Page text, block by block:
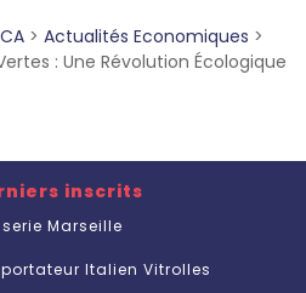
> Actualités Economiques >
: Une Révolution Écologique
inscrits
Marseille
Italien Vitrolles